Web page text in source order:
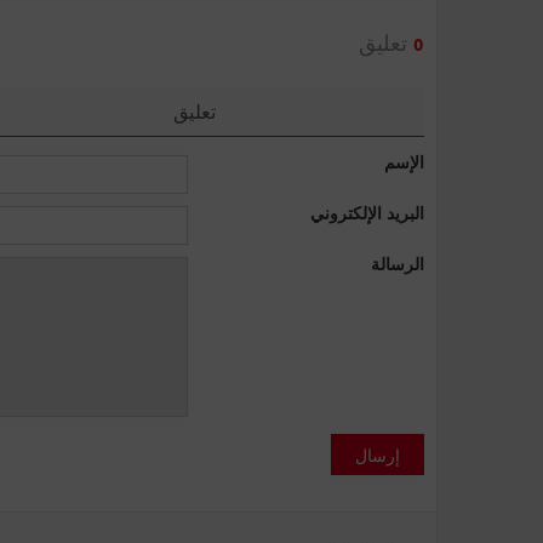
0 تعليق
تعليق
الإسم
البريد الإلكتروني
الرسالة
إرسال